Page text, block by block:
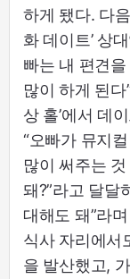
하게 됐다. 다
화 데이트’ 상
빠는 내 편견
많이 하게 된
상 홀’에서 데
“오빠가 뮤지
많이 써주는
돼?”라고 달달
대해도 돼”라
식사 자리에서
을 발산했고,